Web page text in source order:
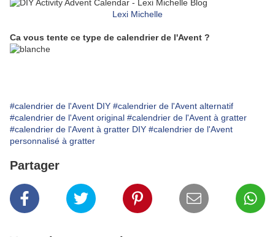
Lexi Michelle
Ca vous tente ce type de calendrier de l'Avent ?
#calendrier de l'Avent DIY #calendrier de l'Avent alternatif
#calendrier de l'Avent original #calendrier de l'Avent à gratter
#calendrier de l'Avent à gratter DIY #calendrier de l'Avent
personnalisé à gratter
Partager